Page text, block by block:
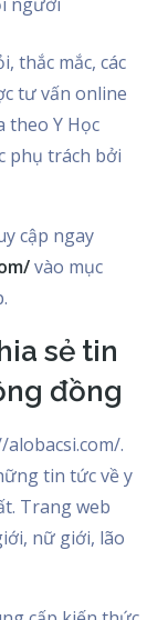
thắc mắc, các
tư vấn online
theo Y Học
phụ trách bởi
cập ngay
vào mục
sẻ tin
đồng
.
tin tức về y
Trang web
nữ giới, lão